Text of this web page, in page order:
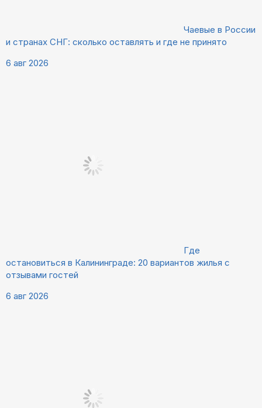
Чаевые в России
и странах СНГ: сколько оставлять и где не принято
6 авг 2026
Где
остановиться в Калининграде: 20 вариантов жилья с
отзывами гостей
6 авг 2026